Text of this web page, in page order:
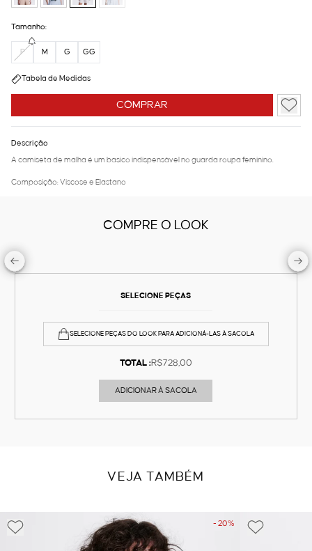
COMPRAR
Tamanho:
P M G GG
Tabela de Medidas
Descrição
A camiseta de malha é um basico indispensável no guarda roupa feminino.
Composição: Viscose e Elastano
COMPRE O LOOK
SELECIONE PEÇAS
SELECIONE PEÇAS DO LOOK PARA ADICIONÁ-LAS À SACOLA
TOTAL :R$728,00
ADICIONAR À SACOLA
VEJA TAMBÉM
- 20%